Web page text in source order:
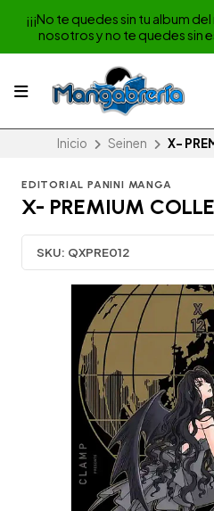
¡¡¡No te quedes sin tu album
nosotros y no te quedes sin
Inicio Seinen X-
EDITORIAL PANINI MANGA
X- PREMIUM
SKU: QXPRE012